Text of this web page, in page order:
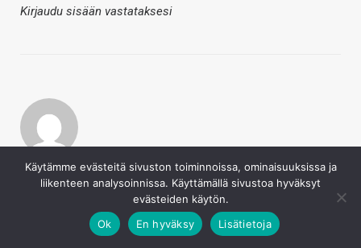
Kirjaudu sisään vastataksesi
Hiikeri
19.8.2017
Miksi ei kunnon kellotuksia edes kokeiltu? Ihme touhua.
Eli ilman rajoitteita kerta kytkimellä saa TDP:n pois, ja
Käytämme evästeitä sivuston toiminnoissa, ominaisuuksissa ja
liikenteen analysoinnissa. Käyttämällä sivustoa hyväksyt
evästeiden käytön.
Ok
En hyväksy Lisätietoja